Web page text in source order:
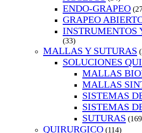
ENDO-GRAPEO
GRAPEO
INSTRUMENTOS
(33)
MALLAS Y SUTURAS
SOLUCIONES
MALLAS
MALLAS
SISTEMAS
SISTEMAS
SUTURAS
QUIRURGICO (114)